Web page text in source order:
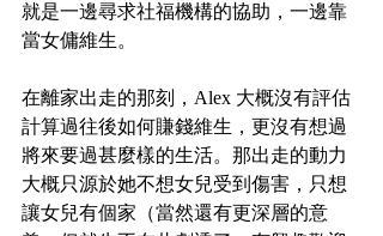
就是一邊尋求社福機構的協助，一邊靠
當女傭維生。
在離家出走的那刻，Alex 大概沒有評估
計算過往後如何賺錢維生，更沒有想過
將來要過甚麼樣的生活。那出走的動力
大概只源於她不想女兒受到傷害，只想
讓女兒有個家（當然還有更深層的意